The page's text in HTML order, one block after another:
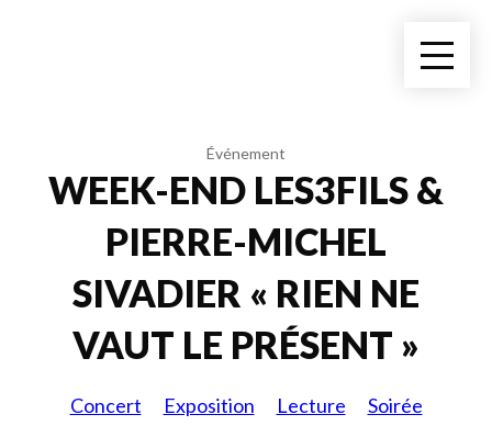
Événement
WEEK-END LES3FILS &
PIERRE-MICHEL
SIVADIER « RIEN NE
VAUT LE PRÉSENT »
Concert Exposition Lecture Soirée